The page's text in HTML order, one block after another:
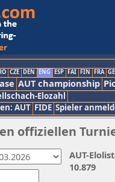
CZE DEN ENG ESP FAI FIN FRA
AUT championship
Elozahl
AUT FIDE Spieler
offiziellen
AUT-
10.879